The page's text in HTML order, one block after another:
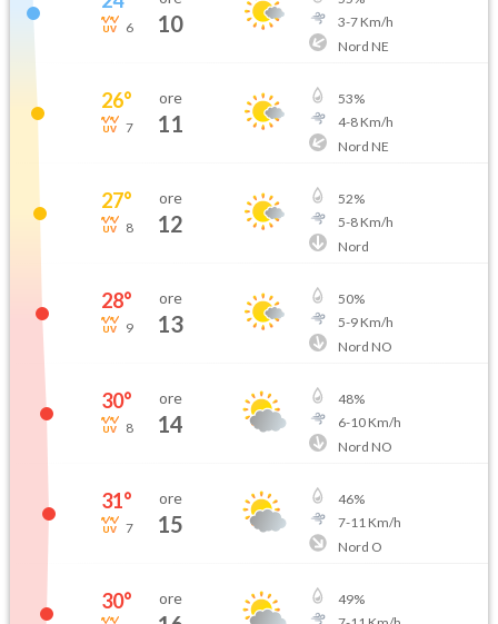
6 10
3-7Km/h
Nord NE
26°
7
ore
11
53%
4-8Km/h
Nord NE
27°
8
ore
12
52%
5-8Km/h
Nord
28°
9
ore
13
50%
5-9Km/h
Nord NO
30°
8
ore
14
48%
6-10Km/h
Nord NO
31°
7
ore
15
46%
7-11Km/h
Nord O
30° ore 49%